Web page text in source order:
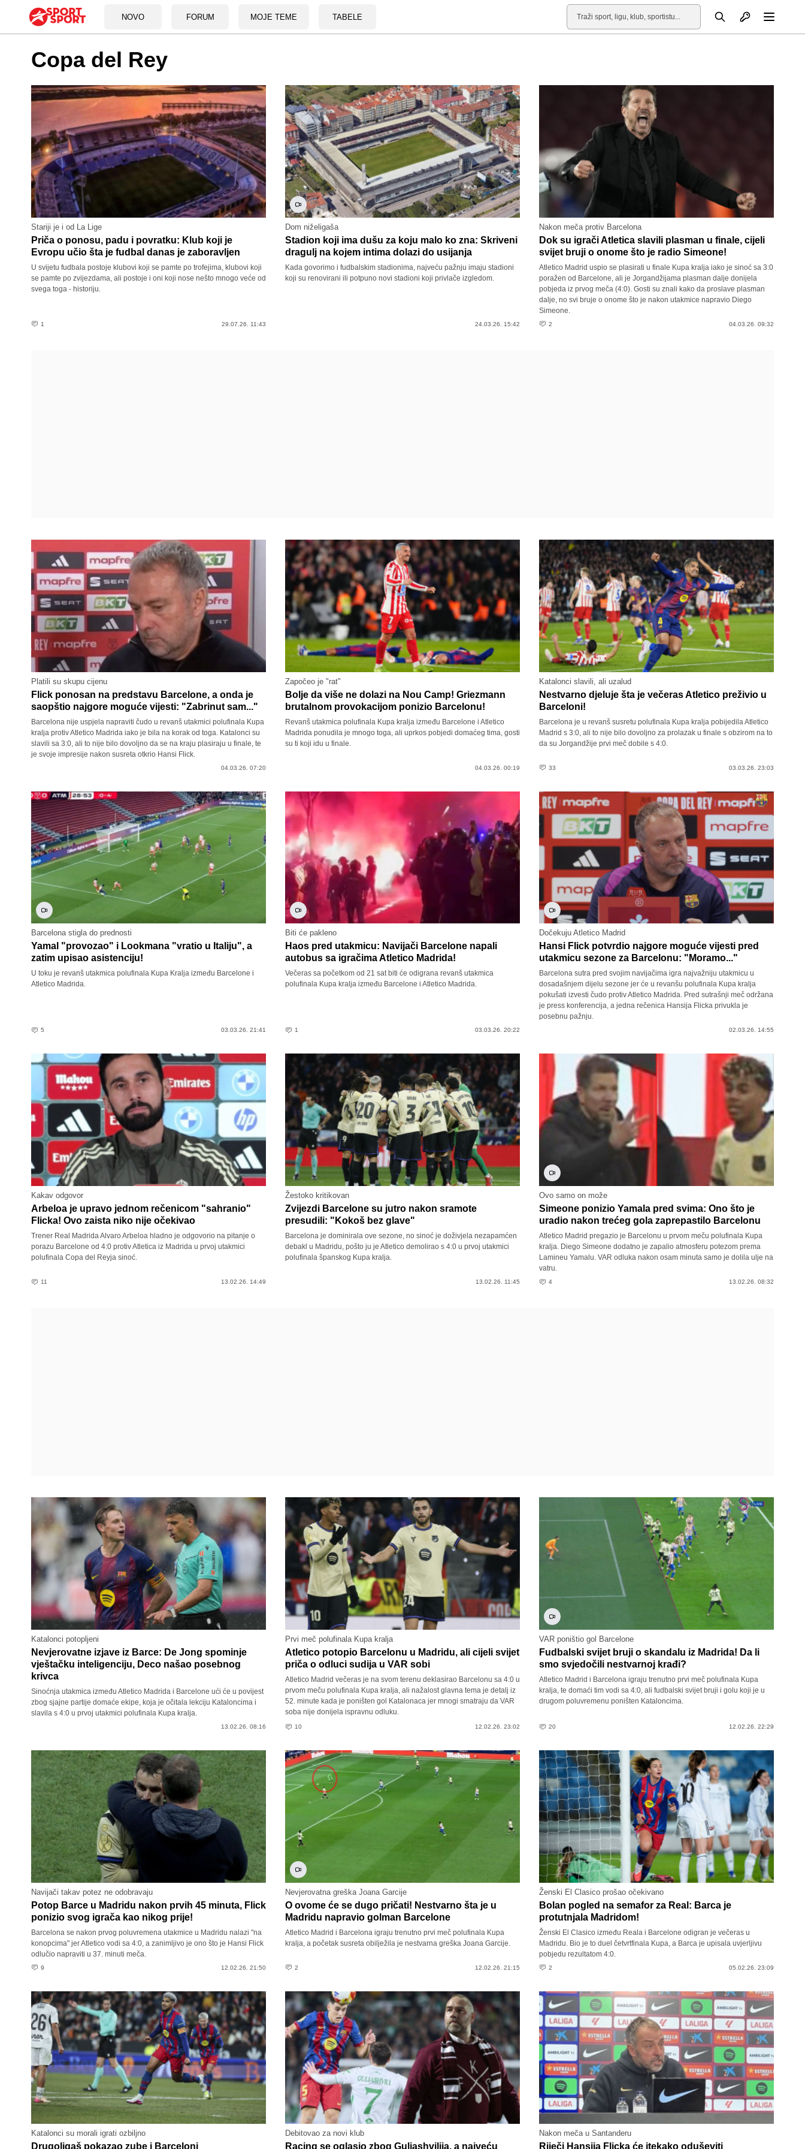
NOVO FORUM MOJE TEME TABELE
Pretraga Otvori profil
Copa del Rey
Stariji je i od La Lige
Priča o ponosu, padu i povratku: Klub koji je
Evropu učio šta je fudbal danas je zaboravljen
U svijetu fudbala postoje klubovi koji se pamte po trofejima, klubovi koji
se pamte po zvijezdama, ali postoje i oni koji nose nešto mnogo veće od
svega toga - historiju.
1 29.07.26. 11:43
Dom niželigaša
Stadion koji ima dušu za koju malo ko zna: Skriveni
dragulj na kojem intima dolazi do usijanja
Kada govorimo i fudbalskim stadionima, najveću pažnju imaju stadioni
koji su renovirani ili potpuno novi stadioni koji privlače izgledom.
24.03.26. 15:42
Nakon meča protiv Barcelona
Dok su igrači Atletica slavili plasman u finale, cijeli
svijet bruji o onome što je radio Simeone!
Atletico Madrid uspio se plasirati u finale Kupa kralja iako je sinoć sa 3:0
poražen od Barcelone, ali je Jorgandžijama plasman dalje donijela
pobjeda iz prvog meča (4:0). Gosti su znali kako da proslave plasman
dalje, no svi bruje o onome što je nakon utakmice napravio Diego
Simeone.
2 04.03.26. 09:32
Platili su skupu cijenu
Flick ponosan na predstavu Barcelone, a onda je
saopštio najgore moguće vijesti: "Zabrinut sam..."
Barcelona nije uspjela napraviti čudo u revanš utakmici polufinala Kupa
kralja protiv Atletico Madrida iako je bila na korak od toga. Katalonci su
slavili sa 3:0, ali to nije bilo dovoljno da se na kraju plasiraju u finale, te
je svoje impresije nakon susreta otkrio Hansi Flick.
04.03.26. 07:20
Započeo je "rat"
Bolje da više ne dolazi na Nou Camp! Griezmann
brutalnom provokacijom ponizio Barcelonu!
Revanš utakmica polufinala Kupa kralja između Barcelone i Atletico
Madrida ponudila je mnogo toga, ali uprkos pobjedi domaćeg tima, gosti
su ti koji idu u finale.
04.03.26. 00:19
Katalonci slavili, ali uzalud
Nestvarno djeluje šta je večeras Atletico preživio u
Barceloni!
Barcelona je u revanš susretu polufinala Kupa kralja pobijedila Atletico
Madrid s 3:0, ali to nije bilo dovoljno za prolazak u finale s obzirom na to
da su Jorgandžije prvi meč dobile s 4:0.
33 03.03.26. 23:03
Barcelona stigla do prednosti
Yamal "provozao" i Lookmana "vratio u Italiju", a
zatim upisao asistenciju!
U toku je revanš utakmica polufinala Kupa Kralja između Barcelone i
Atletico Madrida.
5 03.03.26. 21:41
Biti će pakleno
Haos pred utakmicu: Navijači Barcelone napali
autobus sa igračima Atletico Madrida!
Večeras sa početkom od 21 sat biti će odigrana revanš utakmica
polufinala Kupa kralja između Barcelone i Atletico Madrida.
1 03.03.26. 20:22
Dočekuju Atletico Madrid
Hansi Flick potvrdio najgore moguće vijesti pred
utakmicu sezone za Barcelonu: "Moramo..."
Barcelona sutra pred svojim navijačima igra najvažniju utakmicu u
dosadašnjem dijelu sezone jer će u revanšu polufinala Kupa kralja
pokušati izvesti čudo protiv Atletico Madrida. Pred sutrašnji meč održana
je press konferencija, a jedna rečenica Hansija Flicka privukla je
posebnu pažnju.
02.03.26. 14:55
Kakav odgovor
Arbeloa je upravo jednom rečenicom "sahranio"
Flicka! Ovo zaista niko nije očekivao
Trener Real Madrida Alvaro Arbeloa hladno je odgovorio na pitanje o
porazu Barcelone od 4:0 protiv Atletica iz Madrida u prvoj utakmici
polufinala Copa del Reyja sinoć.
11 13.02.26. 14:49
Žestoko kritikovan
Zvijezdi Barcelone su jutro nakon sramote
presudili: "Kokoš bez glave"
Barcelona je dominirala ove sezone, no sinoć je doživjela nezapamćen
debakl u Madridu, pošto ju je Atletico demolirao s 4:0 u prvoj utakmici
polufinala španskog Kupa kralja.
13.02.26. 11:45
Ovo samo on može
Simeone ponizio Yamala pred svima: Ono što je
uradio nakon trećeg gola zaprepastilo Barcelonu
Atletico Madrid pregazio je Barcelonu u prvom meču polufinala Kupa
kralja. Diego Simeone dodatno je zapalio atmosferu potezom prema
Lamineu Yamalu. VAR odluka nakon osam minuta samo je dolila ulje na
vatru.
4 13.02.26. 08:32
Katalonci potopljeni
Nevjerovatne izjave iz Barce: De Jong spominje
vještačku inteligenciju, Deco našao posebnog
krivca
Sinoćnja utakmica između Atletico Madrida i Barcelone ući će u povijest
zbog sjajne partije domaće ekipe, koja je očitala lekciju Kataloncima i
slavila s 4:0 u prvoj utakmici polufinala Kupa kralja.
13.02.26. 08:16
Prvi meč polufinala Kupa kralja
Atletico potopio Barcelonu u Madridu, ali cijeli svijet
priča o odluci sudija u VAR sobi
Atletico Madrid večeras je na svom terenu deklasirao Barcelonu sa 4:0 u
prvom meču polufinala Kupa kralja, ali nažalost glavna tema je detalj iz
52. minute kada je poništen gol Katalonaca jer mnogi smatraju da VAR
soba nije donijela ispravnu odluku.
10 12.02.26. 23:02
VAR poništio gol Barcelone
Fudbalski svijet bruji o skandalu iz Madrida! Da li
smo svjedočili nestvarnoj krađi?
Atletico Madrid i Barcelona igraju trenutno prvi meč polufinala Kupa
kralja, te domaći tim vodi sa 4:0, ali fudbalski svijet bruji i golu koji je u
drugom poluvremenu poništen Kataloncima.
20 12.02.26. 22:29
Navijači takav potez ne odobravaju
Potop Barce u Madridu nakon prvih 45 minuta, Flick
ponizio svog igrača kao nikog prije!
Barcelona se nakon prvog poluvremena utakmice u Madridu nalazi "na
konopcima" jer Atletico vodi sa 4:0, a zanimljivo je ono što je Hansi Flick
odlučio napraviti u 37. minuti meča.
9 12.02.26. 21:50
Nevjerovatna greška Joana Garcije
O ovome će se dugo pričati! Nestvarno šta je u
Madridu napravio golman Barcelone
Atletico Madrid i Barcelona igraju trenutno prvi meč polufinala Kupa
kralja, a početak susreta obilježila je nestvarna greška Joana Garcije.
2 12.02.26. 21:15
Ženski El Clasico prošao očekivano
Bolan pogled na semafor za Real: Barca je
protutnjala Madridom!
Ženski El Clasico između Reala i Barcelone odigran je večeras u
Madridu. Bio je to duel četvrtfinala Kupa, a Barca je upisala uvjerljivu
pobjedu rezultatom 4:0.
2 05.02.26. 23:09
Katalonci su morali igrati ozbiljno
Drugoligaš pokazao zube i Barceloni
Debitovao za novi klub
Racing se oglasio zbog Guliashvilija, a najveću
Nakon meča u Santanderu
Riječi Hansija Flicka će itekako oduševiti